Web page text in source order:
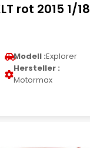
rot 2015 1/18
Modell :Explorer
Hersteller :
Motormax